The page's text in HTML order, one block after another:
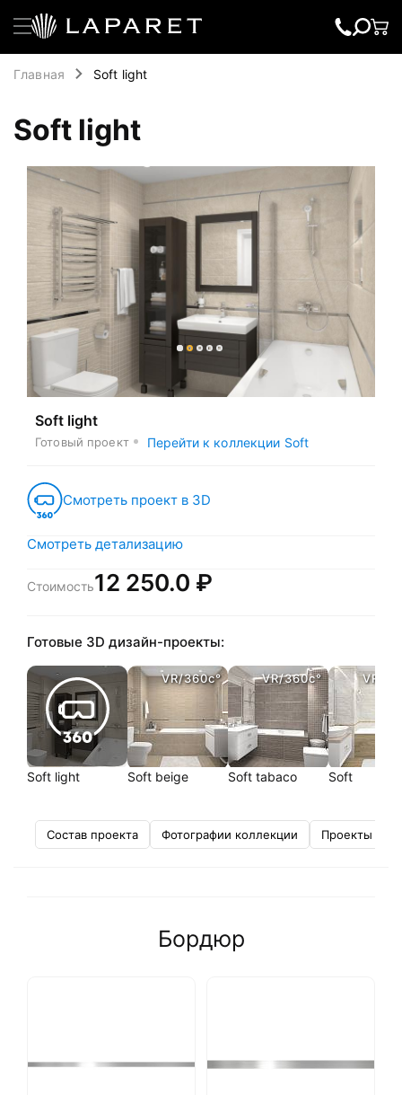
Главная Soft light
Soft light
Soft light
Готовый проект Перейти к коллекции Soft
Стоимость12 250.0 ₽
Смотреть детализацию
Смотреть проект в 3D
Готовые 3D дизайн-проекты:
Soft light
VR/360c°
Soft beige
VR/360c°
Soft tabaco
VR/
Soft
Состав проекта Фотографии коллекции Проекты от
Бордюр